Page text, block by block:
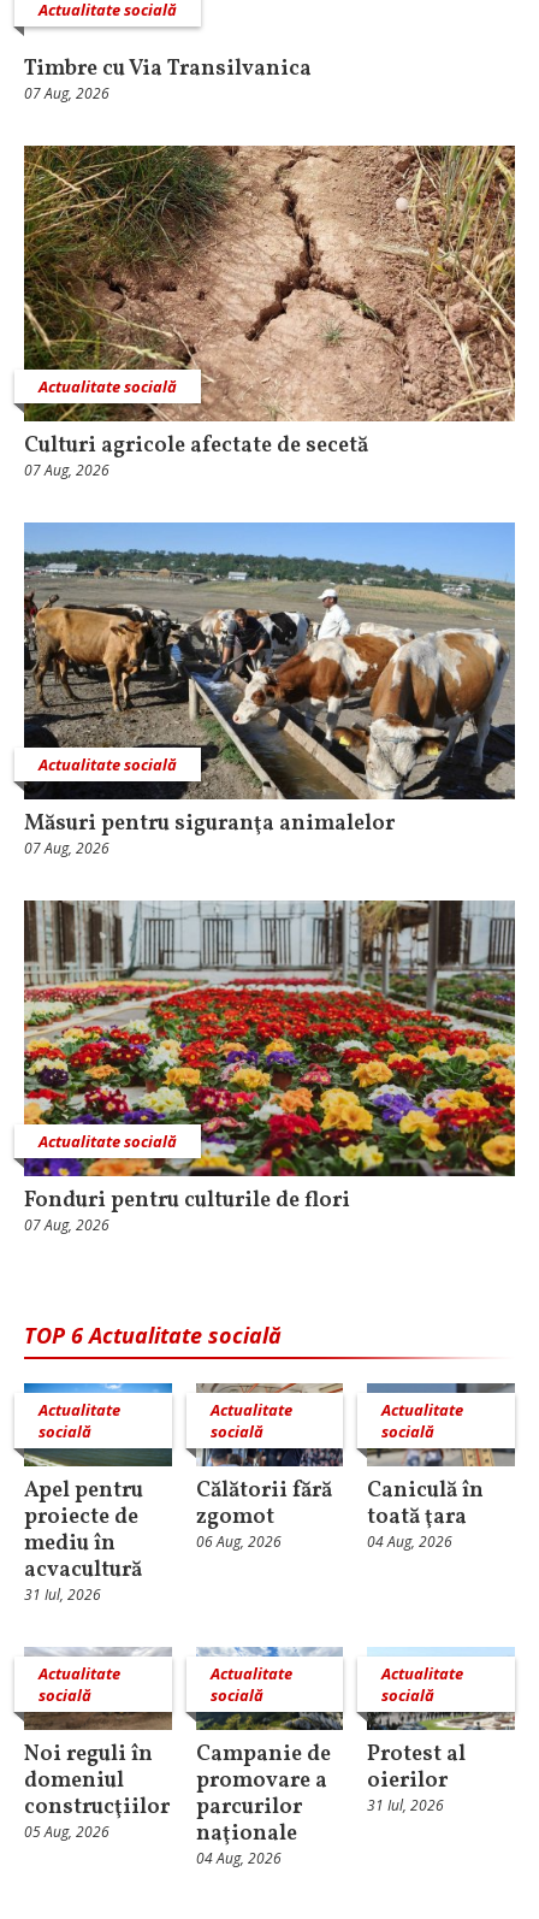
Actualitate socială
Timbre cu Via Transilvanica
07 Aug, 2026
Actualitate socială
Culturi agricole afectate de secetă
07 Aug, 2026
Actualitate socială
Măsuri pentru siguranţa animalelor
07 Aug, 2026
Actualitate socială
Fonduri pentru culturile de flori
07 Aug, 2026
TOP 6 Actualitate socială
Actualitate
socială
Apel pentru
proiecte de
mediu în
acvacultură
31 Iul, 2026
Actualitate
socială
Călătorii fără
zgomot
06 Aug, 2026
Actualitate
socială
Caniculă în
toată ţara
04 Aug, 2026
Actualitate
socială
Noi reguli în
domeniul
construcţiilor
05 Aug, 2026
Actualitate
socială
Campanie de
promovare a
parcurilor
naţionale
04 Aug, 2026
Actualitate
socială
Protest al
oierilor
31 Iul, 2026